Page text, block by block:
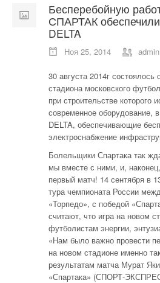
Бесперебойную
СПАРТАК
DELTA
Ноя 25, 2014 admin
30 августа 2014г
стадиона московского
при строительстве которого
современное оборудование,
DELTA, обеспечивающие
электроснабжение
Болельщики Спартака так
мы вместе с ними, и,
первый матч! 14 сентября в
тура чемпионата России
«Торпедо», с победой
считают, что игра на новом
футболистам энергии,
«Нам было важно провести
на новом стадионе именно
результатам матча Мурат
«Спартака» (СПОРТ-